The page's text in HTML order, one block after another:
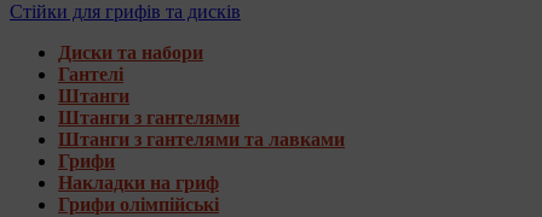
Стійки для грифів та дисків
Диски та набори
Гантелі
Штанги
Штанги з гантелями
Штанги з гантелями та лавками
Грифи
Накладки на гриф
Грифи олімпійські